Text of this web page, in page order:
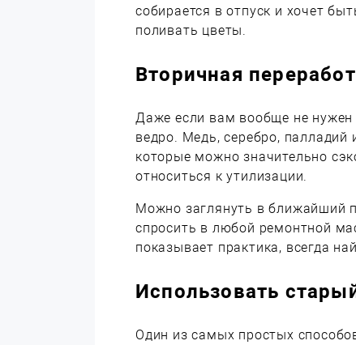
собирается в отпуск и хочет
поливать цветы.
Вторичная
Даже если вам вообще не нужен
ведро. Медь, серебро, палладий
которые можно значительно
относиться к утилизации.
Можно заглянуть в ближайший
спросить в любой ремонтной
показывает практика, всегда
Использовать
Один из самых простых